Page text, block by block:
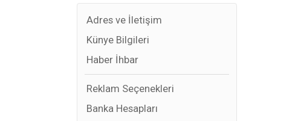
Adres ve İletişim
Künye Bilgileri
Haber İhbar
Reklam Seçenekleri
Banka Hesapları